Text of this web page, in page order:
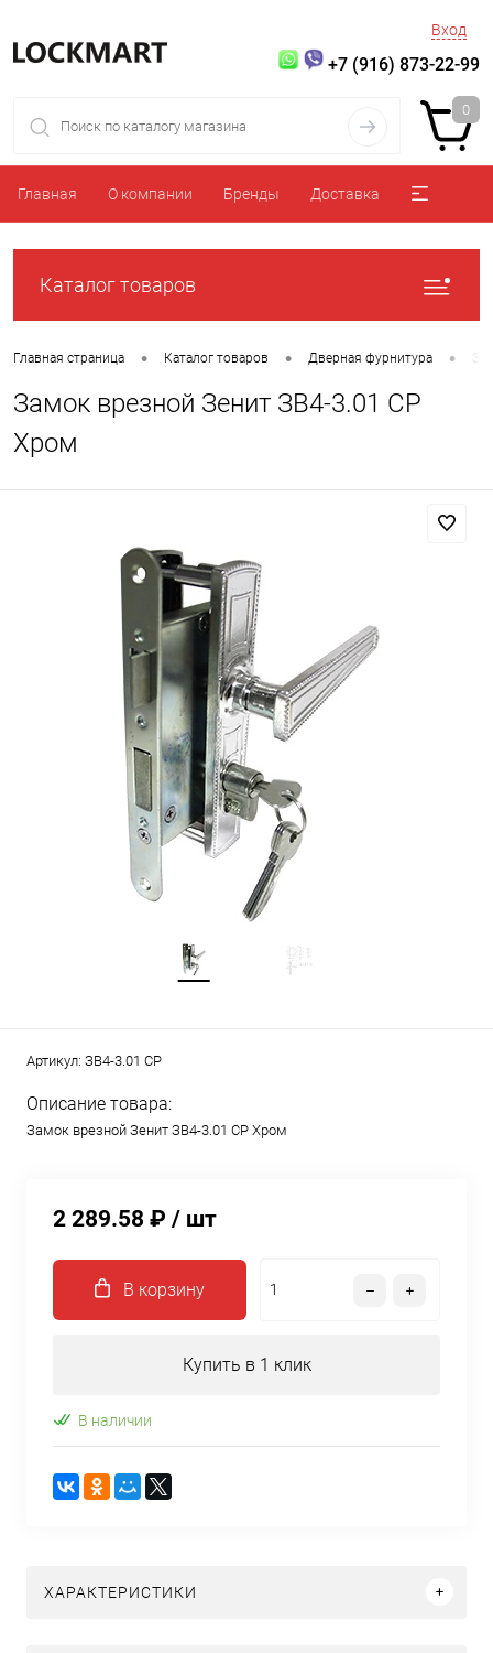
Вход
+7 (916) 873-22-99
0
Главная О компании Бренды Доставка
Каталог товаров
Главная страница • Каталог товаров • Дверная фурнитура •
Замок врезной Зенит ЗВ4-3.01 CP
Хром
Артикул: ЗВ4-3.01 CP
Описание товара:
Замок врезной Зенит ЗВ4-3.01 CP Хром
2 289.58 ₽ / шт
В корзину
Купить в 1 клик
В наличии
ХАРАКТЕРИСТИКИ